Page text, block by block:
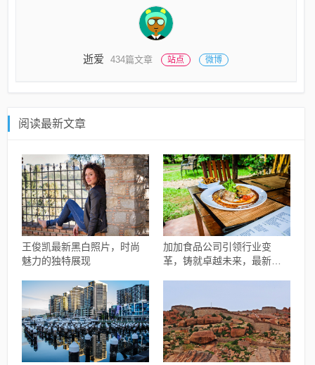
逝爱 434篇文章 站点 微博
阅读最新文章
王俊凯最新黑白照片，时尚
魅力的独特展现
加加食品公司引领行业变
革，铸就卓越未来，最新动